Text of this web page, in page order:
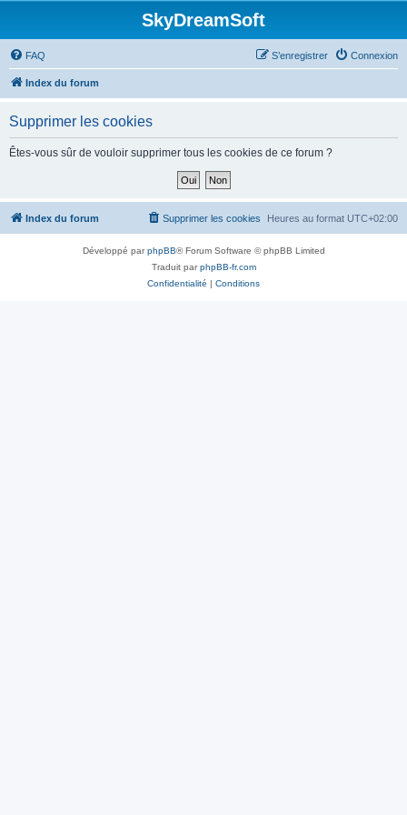
SkyDreamSoft
FAQ Connexion
S’enregistrer
Index du forum
Supprimer les cookies
Êtes-vous sûr de vouloir supprimer tous les cookies de ce forum ?
Index du forum Heures au format UTC+02:00
Supprimer les cookies
Développé parphpBB® Forum Software © phpBB Limited
Traduit parphpBB-fr.com
Confidentialité | Conditions